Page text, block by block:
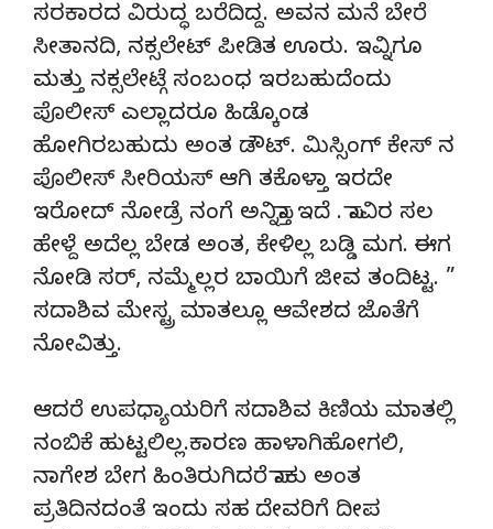
ಸರಕಾರದ ವಿರುದ್ಧ ಬರೆದಿದ್ದ. ಅವನ ಮನೆ ಬೇರೆ
ಸೀತಾನದಿ, ನಕ್ಸಲೇಟ್ ಪೀಡಿತ ಊರು. ಇವ್ನಿಗೂ
ಮತ್ತು ನಕ್ಸಲೇಟ್ಗೆ ಸಂಬಂಧ ಇರಬಹುದೆಂದು
ಪೊಲೀಸ್ ಎಲ್ಲಾದರೂ ಹಿಡ್ಕೊಂಡ
ಹೋಗಿರಬಹುದು ಅಂತ ಡೌಟ್. ಮಿಸ್ಸಿಂಗ್ ಕೇಸ್ ನ
ಪೊಲೀಸ್ ಸೀರಿಯಸ್ ಆಗಿ ತಕೊಳ್ತಾ ಇರದೇ
ಇರೋದ್ ನೋಡ್ರೆ ನಂಗೆ ಅನ್ನಿಸ್ತಾ ಇದೆ . ಸಾವಿರ ಸಲ
ಹೇಳ್ದೆ ಅದೆಲ್ಲ ಬೇಡ ಅಂತ, ಕೇಳಿಲ್ಲ ಬಡ್ಡಿ ಮಗ. ಈಗ
ನೋಡಿ ಸರ್, ನಮ್ಮೆಲ್ಲರ ಬಾಯಿಗೆ ಜೀವ ತಂದಿಟ್ಟ. ”
ಸದಾಶಿವ ಮೇಸ್ಟ್ರ ಮಾತಲ್ಲೂ ಆವೇಶದ ಜೊತೆಗೆ
ನೋವಿತ್ತು.
ಆದರೆ ಉಪಧ್ಯಾಯರಿಗೆ ಸದಾಶಿವ ಕಿಣಿಯ ಮಾತಲ್ಲಿ
ನಂಬಿಕೆ ಹುಟ್ಟಲಿಲ್ಲ.ಕಾರಣ ಹಾಳಾಗಿಹೋಗಲಿ,
ನಾಗೇಶ ಬೇಗ ಹಿಂತಿರುಗಿದರೆ ಸಾಕು ಅಂತ
ಪ್ರತಿದಿನದಂತೆ ಇಂದು ಸಹ ದೇವರಿಗೆ ದೀಪ